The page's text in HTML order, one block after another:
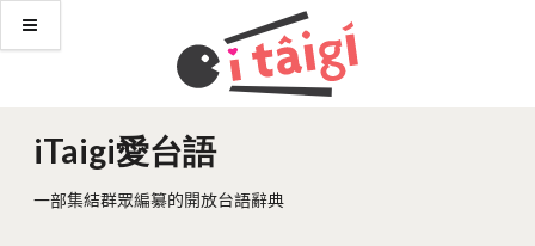
iTaigi愛台語
一部集結群眾編纂的開放台語辭典